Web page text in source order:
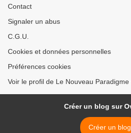
Contact
Signaler un abus
C.G.U.
Cookies et données personnelles
Préférences cookies
Voir le profil de Le Nouveau
Créer un blog sur
Créer un blog